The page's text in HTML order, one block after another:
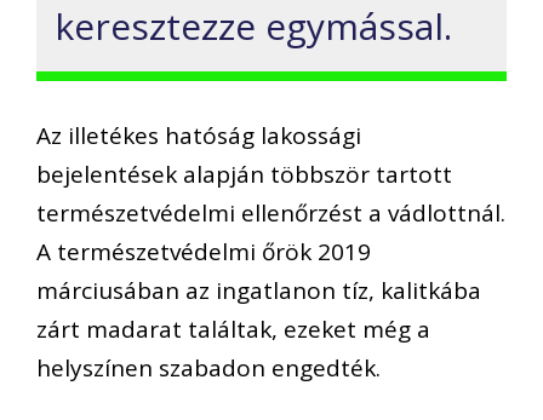
keresztezze egymással.
Az illetékes hatóság lakossági
bejelentések alapján többször tartott
természetvédelmi ellenőrzést a vádlottnál.
A természetvédelmi őrök 2019
márciusában az ingatlanon tíz, kalitkába
zárt madarat találtak, ezeket még a
helyszínen szabadon engedték.